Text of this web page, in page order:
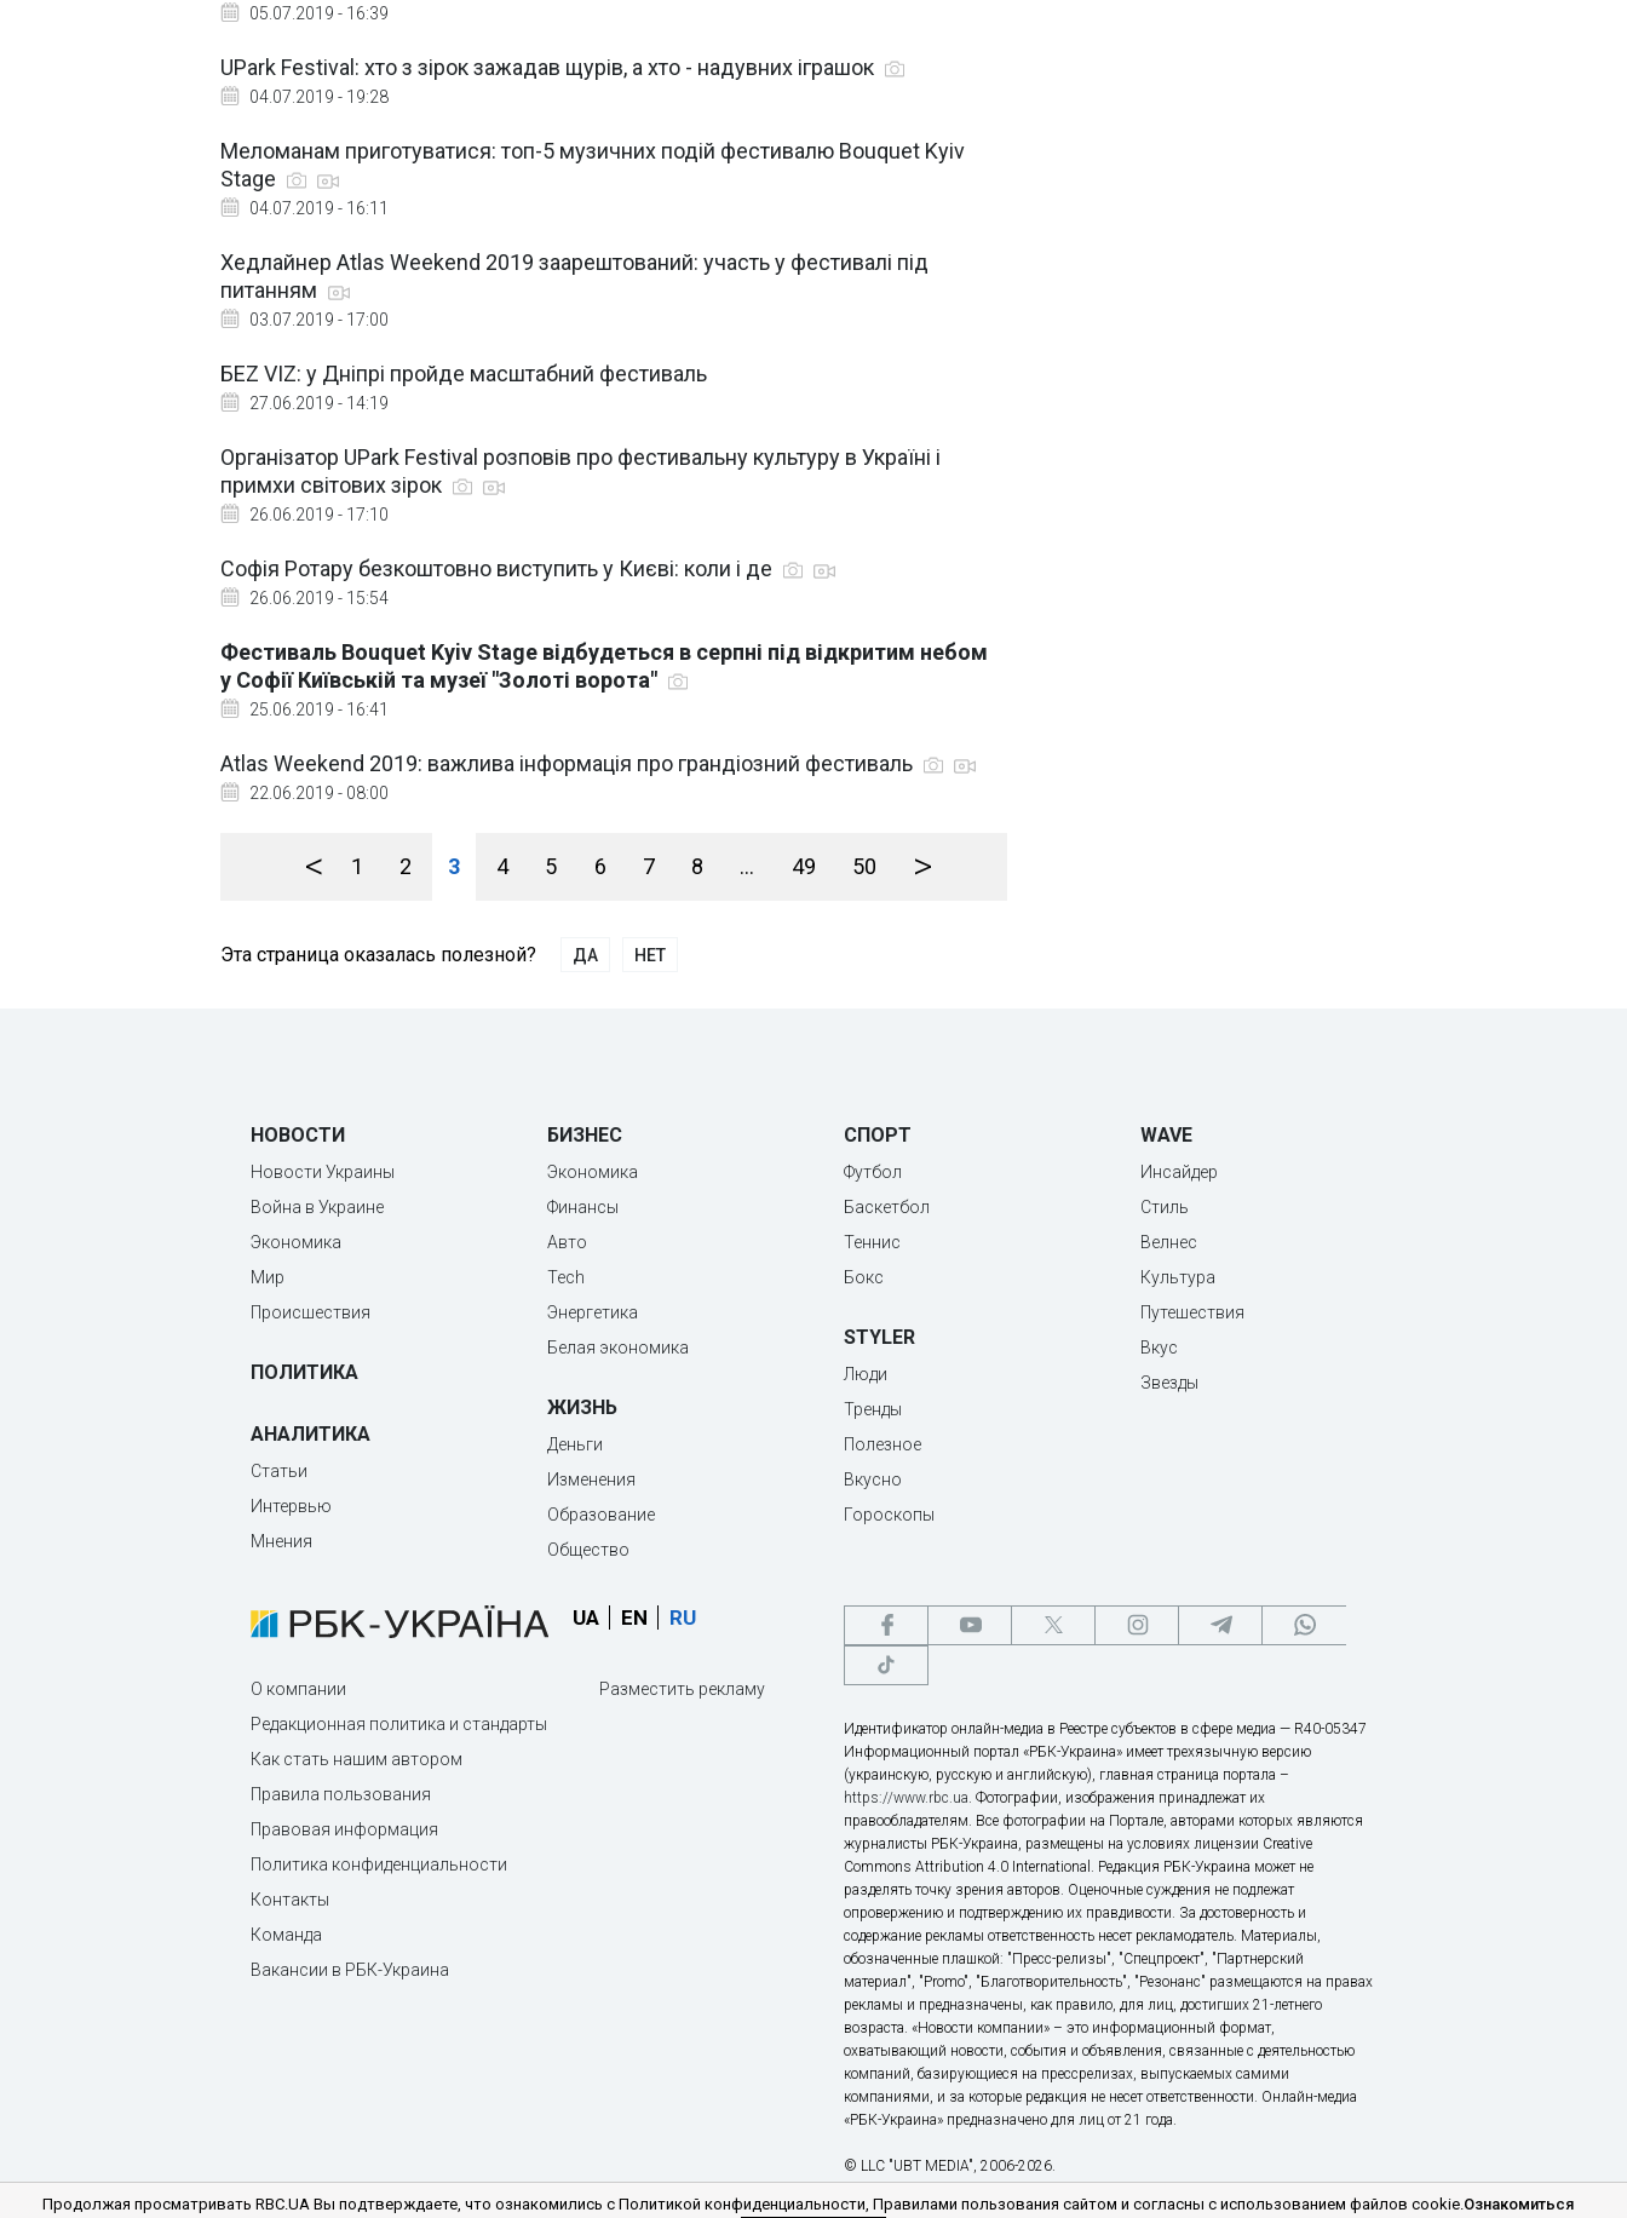
05.07.2019 - 16:39
UPark Festival: хто з зірок зажадав щурів, а хто - надувних іграшок
04.07.2019 - 19:28
Меломанам приготуватися: топ-5 музичних подій фестивалю Bouquet Kyiv
Stage
04.07.2019 - 16:11
Хедлайнер Atlas Weekend 2019 заарештований: участь у фестивалі під
питанням
03.07.2019 - 17:00
БEZ VIZ: у Дніпрі пройде масштабний фестиваль
27.06.2019 - 14:19
Організатор UPark Festival розповів про фестивальну культуру в Україні і
примхи світових зірок
26.06.2019 - 17:10
Софія Ротару безкоштовно виступить у Києві: коли і де
26.06.2019 - 15:54
Фестиваль Bouquet Kyiv Stage відбудеться в серпні під відкритим небом
у Софії Київській та музеї "Золоті ворота"
25.06.2019 - 16:41
Atlas Weekend 2019: важлива інформація про грандіозний фестиваль
22.06.2019 - 08:00
< 1 2 3 4 5 6 7 8 ... 49 50 >
Эта страница оказалась полезной? ДА НЕТ
НОВОСТИ
Новости Украины
Война в Украине
Экономика
Мир
Происшествия
ПОЛИТИКА
АНАЛИТИКА
Статьи
Интервью
Мнения
БИЗНЕС
Экономика
Финансы
Авто
Tech
Энергетика
Белая экономика
ЖИЗНЬ
Деньги
Изменения
Образование
Общество
СПОРТ
Футбол
Баскетбол
Теннис
Бокс
STYLER
Люди
Тренды
Полезное
Вкусно
Гороскопы
WAVE
Инсайдер
Стиль
Велнес
Культура
Путешествия
Вкус
Звезды
UA EN RU
О компании
Редакционная политика и стандарты
Как стать нашим автором
Правила пользования
Правовая информация
Политика конфиденциальности
Контакты
Команда
Вакансии в РБК-Украина
Разместить рекламу
Идентификатор онлайн-медиа в Реестре субъектов в сфере медиа — R40-05347
Информационный портал «РБК-Украина» имеет трехязычную версию
(украинскую, русскую и английскую), главная страница портала –
https://www.rbc.ua. Фотографии, изображения принадлежат их
правообладателям. Все фотографии на Портале, авторами которых являются
журналисты РБК-Украина, размещены на условиях лицензии Creative
Commons Attribution 4.0 International. Редакция РБК-Украина может не
разделять точку зрения авторов. Оценочные суждения не подлежат
опровержению и подтверждению их правдивости. За достоверность и
содержание рекламы ответственность несет рекламодатель. Материалы,
обозначенные плашкой: "Пресс-релизы", "Спецпроект", "Партнерский
материал", "Promo", "Благотворительность", "Резонанс" размещаются на правах
рекламы и предназначены, как правило, для лиц, достигших 21-летнего
возраста. «Новости компании» – это информационный формат,
охватывающий новости, события и объявления, связанные с деятельностью
компаний, базирующиеся на прессрелизах, выпускаемых самими
компаниями, и за которые редакция не несет ответственности. Онлайн-медиа
«РБК-Украина» предназначено для лиц от 21 года.
© LLC "UBT MEDIA", 2006-2026.
Продолжая просматривать RBC.UA Вы подтверждаете, что ознакомились с Политикой конфиденциальности, Правилами пользования сайтом и согласны с использованием файлов cookie.Ознакомиться